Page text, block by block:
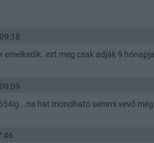
meg csak adják 9
hat mondható semmi vevő